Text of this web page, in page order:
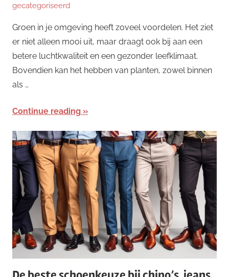
gecategoriseerd
Groen in je omgeving heeft zoveel voordelen. Het ziet
er niet alleen mooi uit, maar draagt ook bij aan een
betere luchtkwaliteit en een gezonder leefklimaat.
Bovendien kan het hebben van planten, zowel binnen
als …
Continue reading